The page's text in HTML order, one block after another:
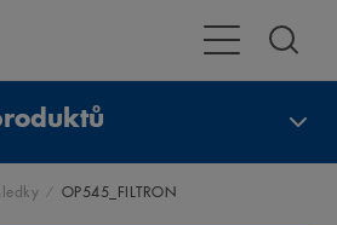
Přepnout
OP545_FILTRON